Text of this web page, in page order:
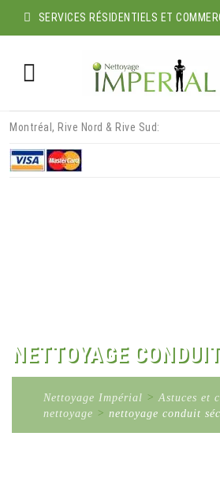
SERVICES RÉSIDENTIELS ET
content
Montréal, Rive Nord & Rive Sud:
NETTOYAGE
Nettoyage Impérial >Astuces et
nettoyage > nettoyage conduit